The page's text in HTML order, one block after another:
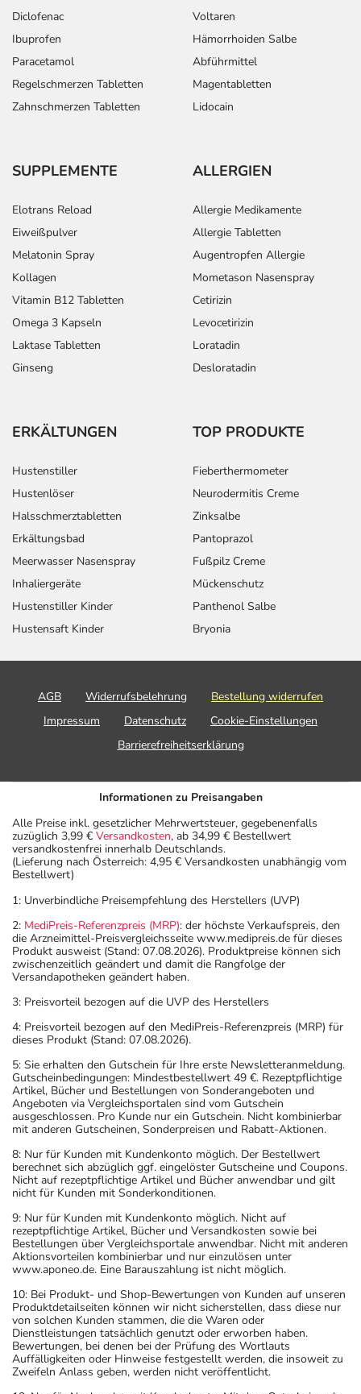
Diclofenac
Ibuprofen
Paracetamol
Regelschmerzen Tabletten
Zahnschmerzen Tabletten
Voltaren
Hämorrhoiden Salbe
Abführmittel
Magentabletten
Lidocain
SUPPLEMENTE
Elotrans Reload
Eiweißpulver
Melatonin Spray
Kollagen
Vitamin B12 Tabletten
Omega 3 Kapseln
Laktase Tabletten
Ginseng
ALLERGIEN
Allergie Medikamente
Allergie Tabletten
Augentropfen Allergie
Mometason Nasenspray
Cetirizin
Levocetirizin
Loratadin
Desloratadin
ERKÄLTUNGEN
Hustenstiller
Hustenlöser
Halsschmerztabletten
Erkältungsbad
Meerwasser Nasenspray
Inhaliergeräte
Hustenstiller Kinder
Hustensaft Kinder
TOP PRODUKTE
Fieberthermometer
Neurodermitis Creme
Zinksalbe
Pantoprazol
Fußpilz Creme
Mückenschutz
Panthenol Salbe
Bryonia
AGB Widerrufsbelehrung
Bestellung widerrufen
Impressum
Datenschutz
Cookie-Einstellungen
Barrierefreiheitserklärung
Informationen zu Preisangaben
Alle Preise inkl. gesetzlicher Mehrwertsteuer, gegebenenfalls
zuzüglich 3,99 € Versandkosten, ab 34,99 € Bestellwert
versandkostenfrei innerhalb Deutschlands.
(Lieferung nach Österreich: 4,95 € Versandkosten unabhängig vom
Bestellwert)
1: Unverbindliche Preisempfehlung des Herstellers (UVP)
2: MediPreis-Referenzpreis (MRP): der höchste Verkaufspreis, den
die Arzneimittel-Preisvergleichsseite www.medipreis.de für dieses
Produkt ausweist (Stand: 07.08.2026). Produktpreise können sich
zwischenzeitlich geändert und damit die Rangfolge der
Versandapotheken geändert haben.
3: Preisvorteil bezogen auf die UVP des Herstellers
4: Preisvorteil bezogen auf den MediPreis-Referenzpreis (MRP) für
dieses Produkt (Stand: 07.08.2026).
5: Sie erhalten den Gutschein für Ihre erste Newsletteranmeldung.
Gutscheinbedingungen: Mindestbestellwert 49 €. Rezeptpflichtige
Artikel, Bücher und Bestellungen von Sonderangeboten und
Angeboten via Vergleichsportalen sind vom Gutschein
ausgeschlossen. Pro Kunde nur ein Gutschein. Nicht kombinierbar
mit anderen Gutscheinen, Sonderpreisen und Rabatt-Aktionen.
8: Nur für Kunden mit Kundenkonto möglich. Der Bestellwert
berechnet sich abzüglich ggf. eingelöster Gutscheine und Coupons.
Nicht auf rezeptpflichtige Artikel und Bücher anwendbar und gilt
nicht für Kunden mit Sonderkonditionen.
9: Nur für Kunden mit Kundenkonto möglich. Nicht auf
rezeptpflichtige Artikel, Bücher und Versandkosten sowie bei
Bestellungen über Vergleichsportale anwendbar. Nicht mit anderen
Aktionsvorteilen kombinierbar und nur einzulösen unter
www.aponeo.de. Eine Barauszahlung ist nicht möglich.
10: Bei Produkt- und Shop-Bewertungen von Kunden auf unseren
Produktdetailseiten können wir nicht sicherstellen, dass diese nur
von solchen Kunden stammen, die die Waren oder
Dienstleistungen tatsächlich genutzt oder erworben haben.
Bewertungen, bei denen bei der Prüfung des Wortlauts
Auffälligkeiten oder Hinweise festgestellt werden, die insoweit zu
Zweifeln Anlass geben, werden nicht veröffentlicht.